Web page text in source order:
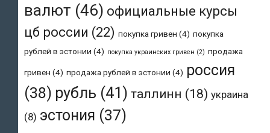
валют (46) официальные курсы
цб россии (22) покупка гривен (4) покупка
рублей в эстонии (4) покупка украинских гривен (2) продажа
гривен (4) продажа рублей в эстонии (4) россия
(38) рубль (41) таллинн (18) украина
(8) эстония (37)